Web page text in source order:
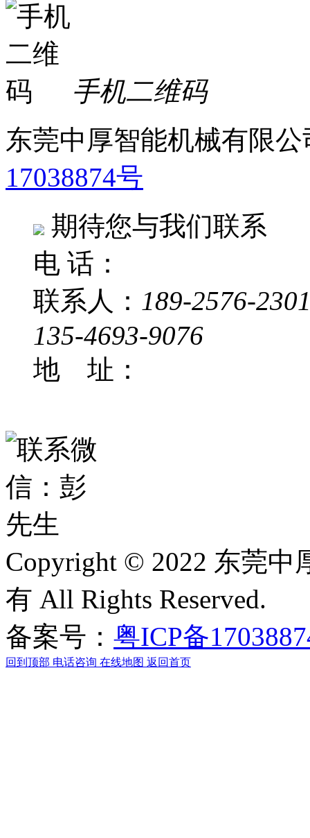
手机二维码
东莞中厚智能机械有限
17038874号
期待您与我们联系
电 话：
联系人： 189-2576-
135-4693-9076
地 址：
Copyright © 2022 东莞
有 All Rights Reserved.
备案号： 粤ICP备
回到顶部 电话咨询 在线地图 返回首页